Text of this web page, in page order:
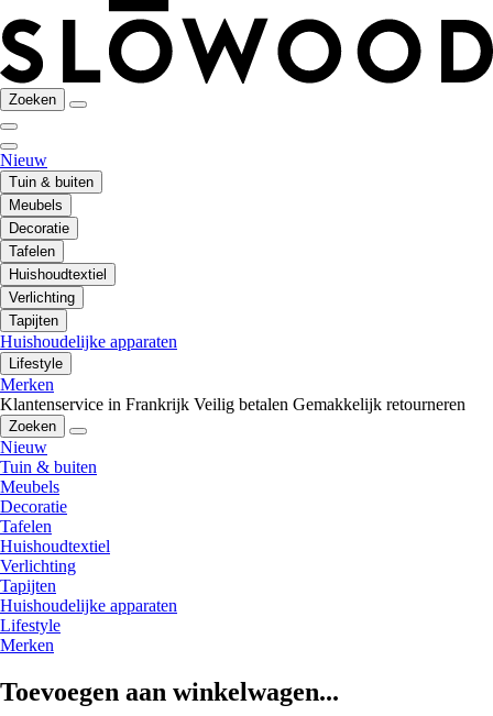
Zoeken
Nieuw
Tuin & buiten
Meubels
Decoratie
Tafelen
Huishoudtextiel
Verlichting
Tapijten
Huishoudelijke apparaten
Lifestyle
Merken
Klantenservice in Frankrijk Veilig betalen Gemakkelijk retourneren
Zoeken
Nieuw
Tuin & buiten
Meubels
Decoratie
Tafelen
Huishoudtextiel
Verlichting
Tapijten
Huishoudelijke apparaten
Lifestyle
Merken
Toevoegen aan winkelwagen...